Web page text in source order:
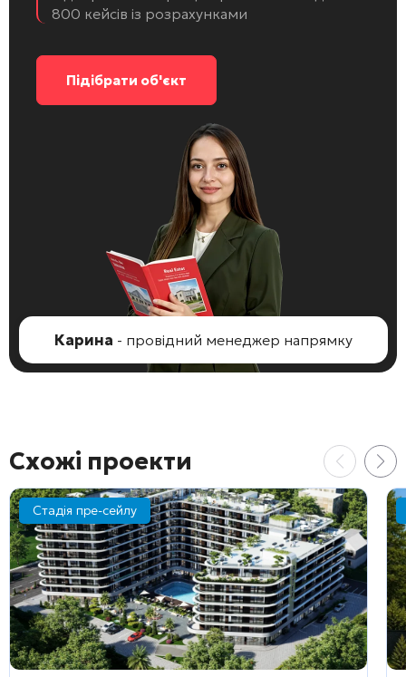
800 кейсів із розрахунками
Підібрати об'єкт
Карина - провідний менеджер напрямку
Схожі проекти
Стадія пре-сейлу